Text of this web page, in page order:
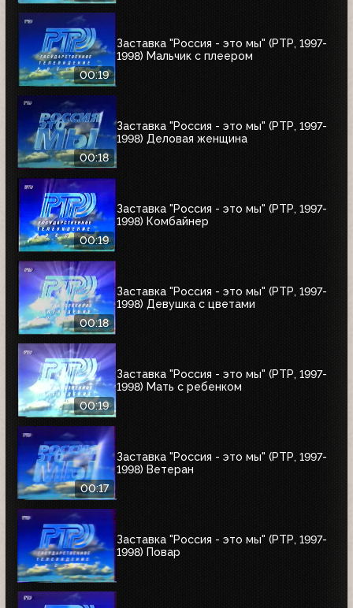
00:19
Заставка "Россия - это мы" (РТР, 1997-
1998) Мальчик с плеером
00:18
Заставка "Россия - это мы" (РТР, 1997-
1998) Деловая женщина
00:19
Заставка "Россия - это мы" (РТР, 1997-
1998) Комбайнер
00:18
Заставка "Россия - это мы" (РТР, 1997-
1998) Девушка с цветами
00:19
Заставка "Россия - это мы" (РТР, 1997-
1998) Мать с ребенком
00:17
Заставка "Россия - это мы" (РТР, 1997-
1998) Ветеран
Заставка "Россия - это мы" (РТР, 1997-
1998) Повар